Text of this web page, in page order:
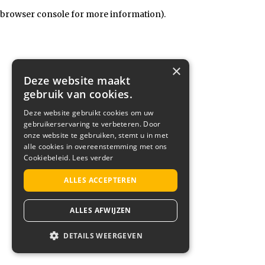
browser console for more information).
×
Deze website maakt
gebruik van cookies.
Deze website gebruikt cookies om uw
gebruikerservaring te verbeteren. Door
onze website te gebruiken, stemt u in met
alle cookies in overeenstemming met ons
Cookiebeleid. Lees verder
ALLES ACCEPTEREN
ALLES AFWIJZEN
DETAILS WEERGEVEN
STRIKT NOODZAKELIJK